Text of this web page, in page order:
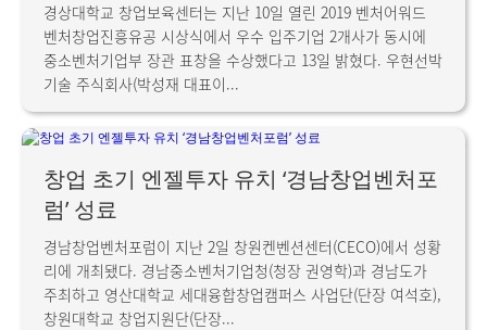
경상대학교 창업보육센터는 지난 10일 열린 2019 벤처어워드
벤처창업진흥유공 시상식에서 우수 입주기업 2개사가 동시에
중소벤처기업부 장관 표창을 수상했다고 13일 밝혔다. 우현선박
기술 주식회사(박성재 대표이...
창업 초기 엔젤투자 유치 ‘경남창업벤처포
럼’ 성료
경남창업벤처포럼이 지난 2일 창원켄벤션센터(CECO)에서 성황
리에 개최됐다. 경남중소벤처기업청(청장 권영학)과 경남도가
주최하고 영산대학교 세대융합창업캠퍼스 사업단(단장 여석호),
창원대학교 창업지원단(단장...